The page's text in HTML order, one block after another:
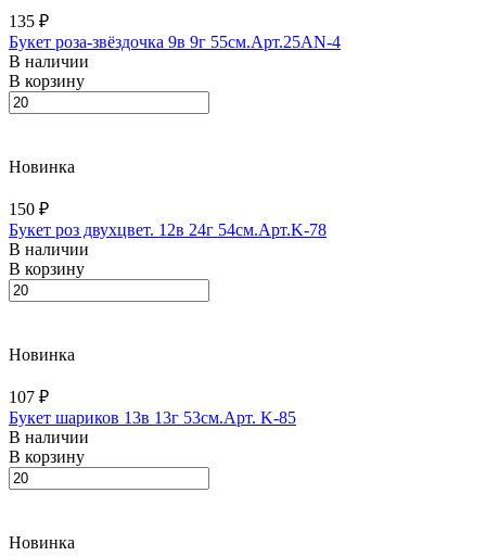
135 ₽
Букет роза-звёздочка 9в 9г 55см.Арт.25AN-4
В наличии
В корзину
Новинка
150 ₽
Букет роз двухцвет. 12в 24г 54см.Арт.K-78
В наличии
В корзину
Новинка
107 ₽
Букет шариков 13в 13г 53см.Арт. K-85
В наличии
В корзину
Новинка